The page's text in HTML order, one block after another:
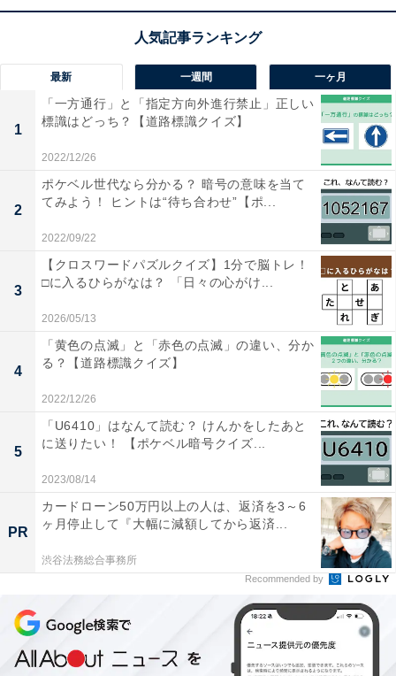
1
最新 一週間 一ヶ月
1
「一方通行」と「指定方向外進行禁止」正しい
標識はどっち？【道路標識クイズ】
2022/12/26
2
ポケベル世代なら分かる？ 暗号の意味を当て
てみよう！ ヒントは“待ち合わせ”【ポ...
2022/09/22
3
【クロスワードパズルクイズ】1分で脳トレ！
□に入るひらがなは？ 「日々の心がけ...
2026/05/13
4
「黄色の点滅」と「赤色の点滅」の違い、分か
る？【道路標識クイズ】
2022/12/26
5
「U6410」はなんて読む？ けんかをしたあと
に送りたい！ 【ポケベル暗号クイズ...
2023/08/14
PR
カードローン50万円以上の人は、返済を3～6
ヶ月停止して『大幅に減額してから返済...
渋谷法務総合事務所
Recommended by